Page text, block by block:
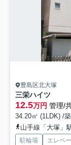
豊島区北大塚
三栄ハイツ
12.5万円 管理/
34.20㎡ (1LDK) /
山手線「大塚」
駐輪場 エレベ